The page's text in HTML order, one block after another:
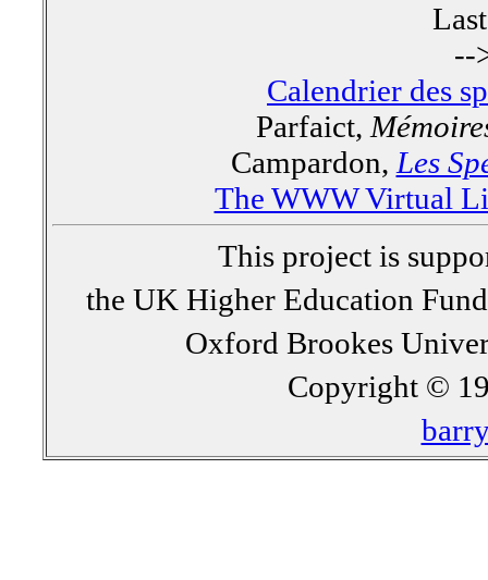
--
Calendrier des
Parfaict,
Campardon, Les
The WWW Virtual
This project is
the UK Higher Education
Oxford Brookes
Copyright ©